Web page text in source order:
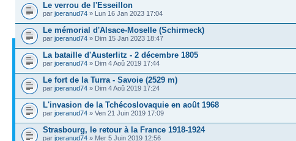
Le verrou de l'Esseillon
par joeranud74 » Lun 16 Jan 2023 17:04
Le mémorial d'Alsace-Moselle (Schirmeck)
par joeranud74 » Dim 15 Jan 2023 18:47
La bataille d'Austerlitz - 2 décembre 1805
par joeranud74 » Dim 4 Aoû 2019 17:44
Le fort de la Turra - Savoie (2529 m)
par joeranud74 » Dim 4 Aoû 2019 17:24
L'invasion de la Tchécoslovaquie en août 1968
par joeranud74 » Ven 21 Juin 2019 17:09
Strasbourg, le retour à la France 1918-1924
par joeranud74 » Mer 5 Juin 2019 12:56